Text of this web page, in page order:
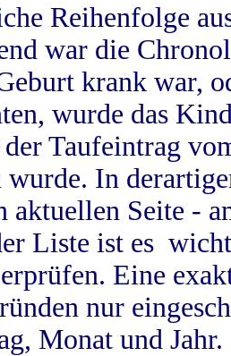
Reihenfolge
war die
krank war,
wurde das
der Taufeintrag
In
aktuellen Seite -
Liste ist es
Eine
nur
Monat und Jahr.